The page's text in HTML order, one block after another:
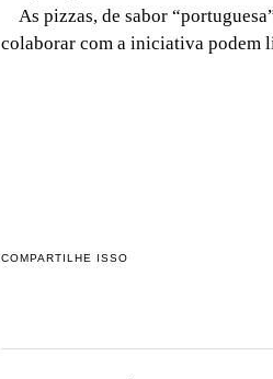
As pizzas, de sabor
colaborar com a iniciativa podem
COMPARTILHE ISSO